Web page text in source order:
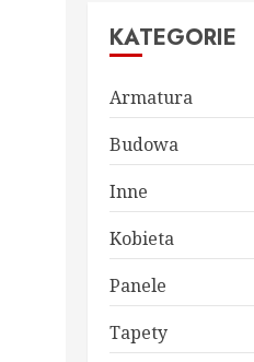
KATEGORIE
Armatura
Budowa
Inne
Kobieta
Panele
Tapety